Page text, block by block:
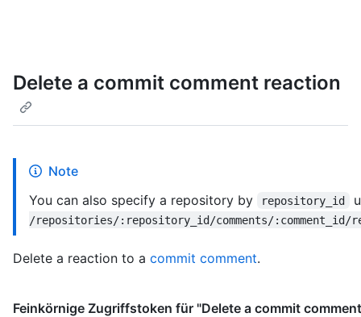
Delete a commit comment reaction
Note
You can also specify a repository by
repository_id
/repositories/:repository_id/comments/
Delete a reaction to a commit comment.
Feinkörnige Zugriffstoken für "Delete a commit